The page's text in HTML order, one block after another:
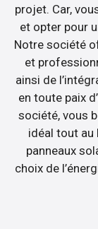
projet. Car,
et opter pour
Notre société
et
ainsi de
en toute paix
société, vous
idéal tout au
panneaux
choix de